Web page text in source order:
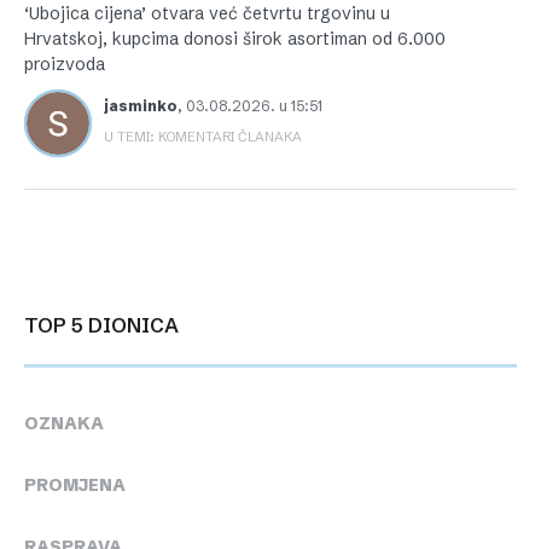
‘Ubojica cijena’ otvara već četvrtu trgovinu u
Hrvatskoj, kupcima donosi širok asortiman od 6.000
proizvoda
jasminko, 03.08.2026. u 15:51
U TEMI: KOMENTARI ČLANAKA
TOP 5 DIONICA
OZNAKA
PROMJENA